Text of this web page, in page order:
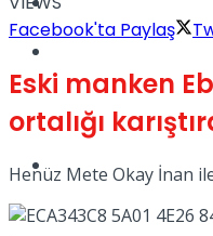
Dünya
Facebook'ta Paylaş
Eski manken
ortalığı
Henüz Mete Okay İnan